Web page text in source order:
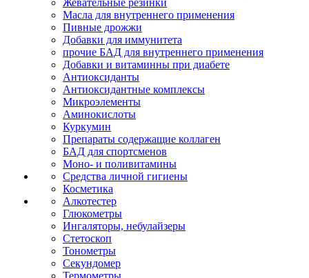
Жевательные резинки
Масла для внутреннего применения
Пивные дрожжи
Добавки для иммунитета
прочие БАД для внутреннего применения
Добавки и витаминны при диабете
Антиоксиданты
Антиоксидантные комплексы
Микроэлементы
Аминокислоты
Куркумин
Препараты содержащие коллаген
БАД для спортсменов
Моно- и поливитамины
Средства личной гигиены
Косметика
Алкотестер
Глюкометры
Ингаляторы, небулайзеры
Стетоскоп
Тонометры
Секундомер
Термометры